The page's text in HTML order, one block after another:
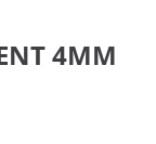
4MM